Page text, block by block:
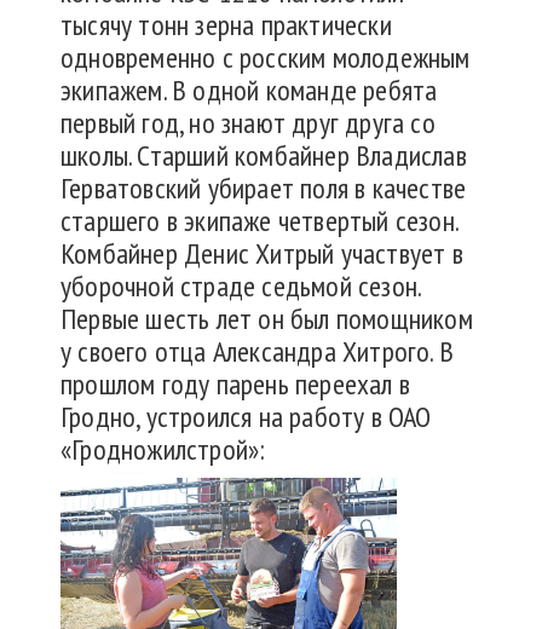
тысячу тонн зерна практически
одновременно с росским молодежным
экипажем. В одной команде ребята
первый год, но знают друг друга со
школы. Старший комбайнер Владислав
Герватовский убирает поля в качестве
старшего в экипаже четвертый сезон.
Комбайнер Денис Хитрый участвует в
уборочной страде седьмой сезон.
Первые шесть лет он был помощником
у своего отца Александра Хитрого. В
прошлом году парень переехал в
Гродно, устроился на работу в ОАО
«Гродножилстрой»: